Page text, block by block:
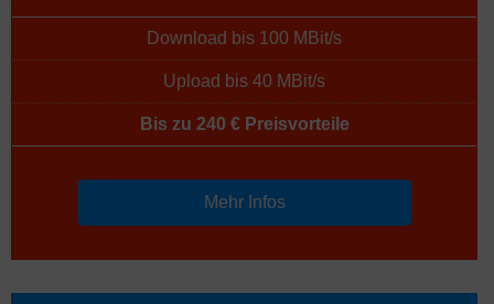
Download bis 100 MBit/s
Upload bis 40 MBit/s
Bis zu 240 € Preisvorteile
Mehr Infos